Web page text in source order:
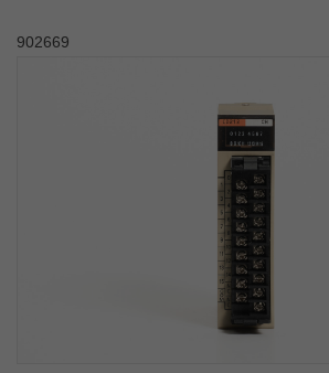
902669